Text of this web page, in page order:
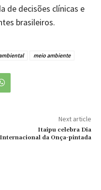
de decisões clínicas e
brasileiros.
meio ambiente
Next article
Itaipu celebra Dia
Internacional da Onça-pintada